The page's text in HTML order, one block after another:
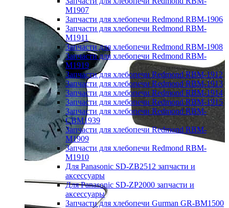
M1907
Запчасти для хлебопечи Redmond RBM-1906
Запчасти для хлебопечи Redmond RBM-
M1911
Запчасти для хлебопечи Redmond RBM-1908
Запчасти для хлебопечи Redmond RBM-
M1919
Запчасти для хлебопечи Redmond RBM-1912
Запчасти для хлебопечи Redmond RBM-1913
Запчасти для хлебопечи Redmond RBM-1914
Запчасти для хлебопечи Redmond RBM-1915
Запчасти для хлебопечи Redmond RBM-
CBM1939
Запчасти для хлебопечи Redmond RBM-
M1909
Запчасти для хлебопечи Redmond RBM-
M1910
Для Panasonic SD-ZB2512 запчасти и
аксессуары
Для Panasonic SD-ZP2000 запчасти и
аксессуары
Запчасти для хлебопечи Gurman GR-BM1500